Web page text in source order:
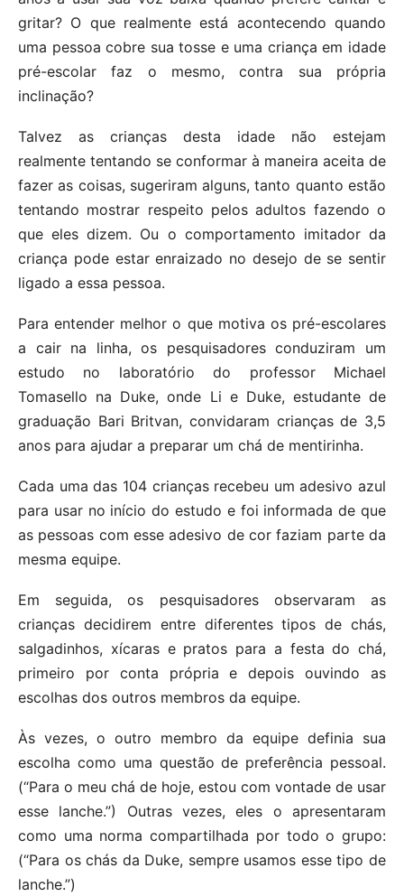
gritar? O que realmente está acontecendo quando
uma pessoa cobre sua tosse e uma criança em idade
pré-escolar faz o mesmo, contra sua própria
inclinação?
Talvez as crianças desta idade não estejam
realmente tentando se conformar à maneira aceita de
fazer as coisas, sugeriram alguns, tanto quanto estão
tentando mostrar respeito pelos adultos fazendo o
que eles dizem. Ou o comportamento imitador da
criança pode estar enraizado no desejo de se sentir
ligado a essa pessoa.
Para entender melhor o que motiva os pré-escolares
a cair na linha, os pesquisadores conduziram um
estudo no laboratório do professor Michael
Tomasello na Duke, onde Li e Duke, estudante de
graduação Bari Britvan, convidaram crianças de 3,5
anos para ajudar a preparar um chá de mentirinha.
Cada uma das 104 crianças recebeu um adesivo azul
para usar no início do estudo e foi informada de que
as pessoas com esse adesivo de cor faziam parte da
mesma equipe.
Em seguida, os pesquisadores observaram as
crianças decidirem entre diferentes tipos de chás,
salgadinhos, xícaras e pratos para a festa do chá,
primeiro por conta própria e depois ouvindo as
escolhas dos outros membros da equipe.
Às vezes, o outro membro da equipe definia sua
escolha como uma questão de preferência pessoal.
(“Para o meu chá de hoje, estou com vontade de usar
esse lanche.”) Outras vezes, eles o apresentaram
como uma norma compartilhada por todo o grupo:
(“Para os chás da Duke, sempre usamos esse tipo de
lanche.”)